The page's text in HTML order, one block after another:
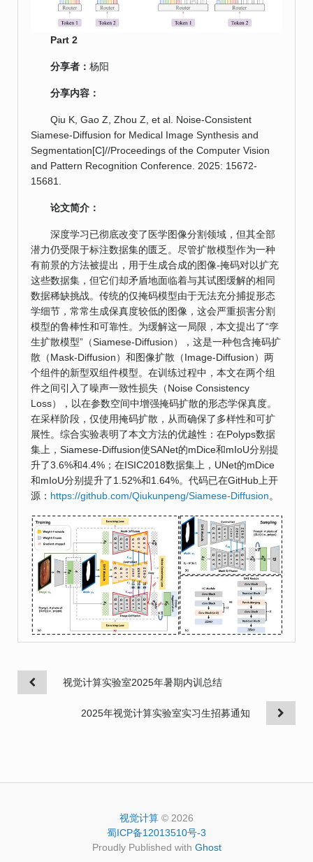
Part 2
分享者： 杨阳
分享内容：
Qiu K, Gao Z, Zhou Z, et al. Noise-Consistent
Siamese-Diffusion for Medical Image Synthesis and
Segmentation[C]//Proceedings of the Computer Vision
and Pattern Recognition Conference. 2025: 15672-
15681.
论文简介：
深度学习已彻底改变了医学图像分割领域，但其全部
潜力仍受限于标注数据集的匮乏。尽管扩散模型作为一种
有前景的方法被提出，用于生成合成的图像-掩码对以扩充
这些数据集，但它们却矛盾地面临着与其试图缓解的相同
数据稀缺挑战。传统的仅掩码模型由于无法充分捕捉形态
学细节，常常生成保真度较低的图像，这会严重损害分割
模型的鲁棒性和可靠性。为缓解这一局限，本文提出了“孪
生扩散模型”（Siamese-Diffusion），这是一种包含掩码扩
散（Mask-Diffusion）和图像扩散（Image-Diffusion）两
个组件的新型双组件模型。在训练过程中，本文在两个组
件之间引入了噪声一致性损失（Noise Consistency
Loss），以在参数空间中增强掩码扩散的形态学保真度。
在采样阶段，仅使用掩码扩散，从而确保了多样性和可扩
展性。综合实验表明了本文方法的优越性：在Polyps数据
集上，Siamese-Diffusion使SANet的mDice和mIoU分别提
升了3.6%和4.4%；在ISIC2018数据集上，UNet的mDice
和mIoU分别提升了1.52%和1.64%。代码已在GitHub上开
源： https://github.com/Qiukunpeng/Siamese-Diffusion。
视觉计算实验室2025年暑期内训总结
2025年视觉计算实验室实习生招募通知
视觉计算 © 2026
蜀ICP备12013510号-3
Proudly Published with Ghost